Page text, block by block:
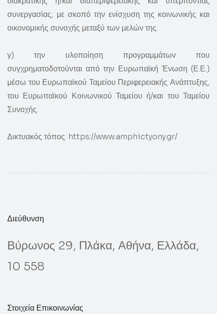
συνεργασίας, με σκοπό την ενίσχυση της κοινωνικής και
οικονομικής συνοχής μεταξύ των μελών της.
γ) την υλοποίηση προγραμμάτων που
συγχρηματοδοτούνται από την Ευρωπαϊκή Ένωση (Ε.Ε.)
μέσω του Ευρωπαϊκού Ταμείου Περιφερειακής Ανάπτυξης,
του Ευρωπαϊκού Κοινωνικού Ταμείου ή/και του Ταμείου
Συνοχής.
Δικτυακός τόπος: https://www.amphictyony.gr/
Διεύθυνση
Βύρωνος 29, Πλάκα, Αθήνα, Ελλάδα,
10 558
Στοιχεία Επικοινωνίας